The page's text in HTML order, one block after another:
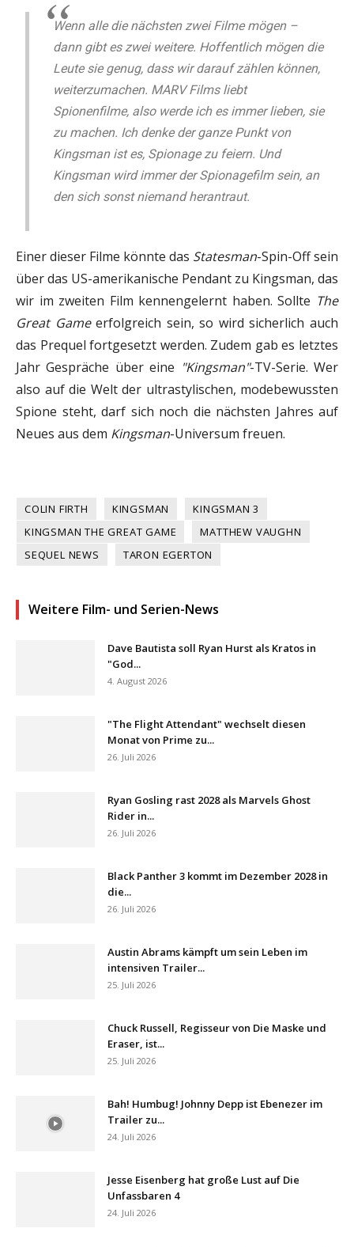
Wenn alle die nächsten zwei Filme mögen –
dann gibt es zwei weitere. Hoffentlich mögen die
Leute sie genug, dass wir darauf zählen können,
weiterzumachen. MARV Films liebt
Spionenfilme, also werde ich es immer lieben, sie
zu machen. Ich denke der ganze Punkt von
Kingsman ist es, Spionage zu feiern. Und
Kingsman wird immer der Spionagefilm sein, an
den sich sonst niemand herantraut.
Einer dieser Filme könnte das Statesman-Spin-Off sein
über das US-amerikanische Pendant zu Kingsman, das
wir im zweiten Film kennengelernt haben. Sollte The
Great Gameerfolgreich sein, so wird sicherlich auch
das Prequel fortgesetzt werden. Zudem gab es letztes
Jahr Gespräche über eine "Kingsman"-TV-Serie. Wer
also auf die Welt der ultrastylischen, modebewussten
Spione steht, darf sich noch die nächsten Jahres auf
Neues aus dem Kingsman-Universum freuen.
COLIN FIRTH KINGSMAN
KINGSMAN 3
KINGSMAN THE GREAT GAME
MATTHEW VAUGHN
SEQUEL NEWS
TARON EGERTON
Weitere Film- und Serien-News
Dave Bautista soll Ryan Hurst als Kratos in
"God...
4. August 2026
"The Flight Attendant" wechselt diesen
Monat von Prime zu...
26. Juli 2026
Ryan Gosling rast 2028 als Marvels Ghost
Rider in...
26. Juli 2026
Black Panther 3 kommt im Dezember 2028 in
die...
26. Juli 2026
Austin Abrams kämpft um sein Leben im
intensiven Trailer...
25. Juli 2026
Chuck Russell, Regisseur von Die Maske und
Eraser, ist...
25. Juli 2026
Bah! Humbug! Johnny Depp ist Ebenezer im
Trailer zu...
24. Juli 2026
Jesse Eisenberg hat große Lust auf Die
Unfassbaren 4
24. Juli 2026